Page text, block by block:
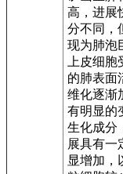
高，进展
分不同，
现为肺泡
上皮细
的肺表面
维化逐渐
有明显的
生化成分
展具有一
显增加，